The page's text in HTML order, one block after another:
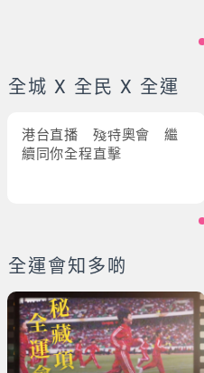
全城 X 全民 X 全運
港台直播 殘特奧會 繼
續同你全程直擊
全運會知多啲